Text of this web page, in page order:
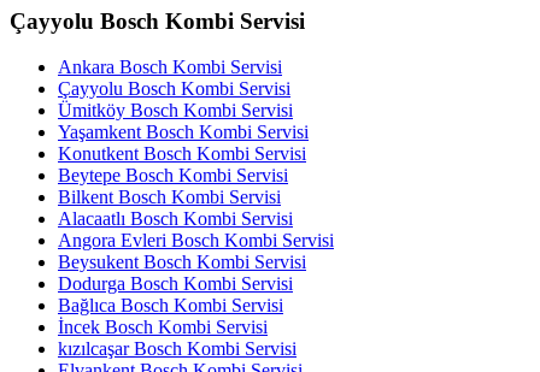
Çayyolu Bosch Kombi Servisi
Ankara Bosch Kombi Servisi
Çayyolu Bosch Kombi Servisi
Ümitköy Bosch Kombi Servisi
Yaşamkent Bosch Kombi Servisi
Konutkent Bosch Kombi Servisi
Beytepe Bosch Kombi Servisi
Bilkent Bosch Kombi Servisi
Alacaatlı Bosch Kombi Servisi
Angora Evleri Bosch Kombi Servisi
Beysukent Bosch Kombi Servisi
Dodurga Bosch Kombi Servisi
Bağlıca Bosch Kombi Servisi
İncek Bosch Kombi Servisi
kızılcaşar Bosch Kombi Servisi